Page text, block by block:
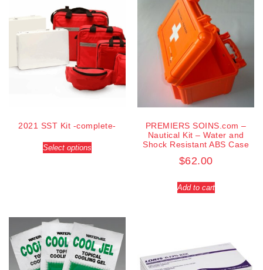
2021 SST Kit -complete-
Select options
PREMIERS SOINS.com –
Nautical Kit – Water and
Shock Resistant ABS Case
$62.00
Add to cart